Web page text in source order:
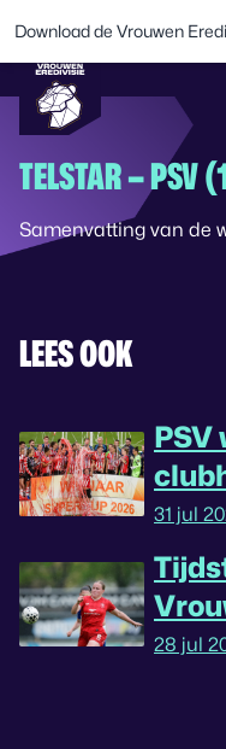
TELSTAR – PSV
Samenvatting van de
LEES OOK
PSV
31 jul
28 jul
Download de Vrouwen